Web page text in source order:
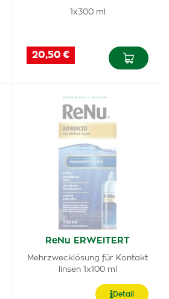
1x300 ml
20,50 €
ReNu ERWEITERT
Mehrzwecklösung für Kontakt
linsen 1x100 ml
Detail